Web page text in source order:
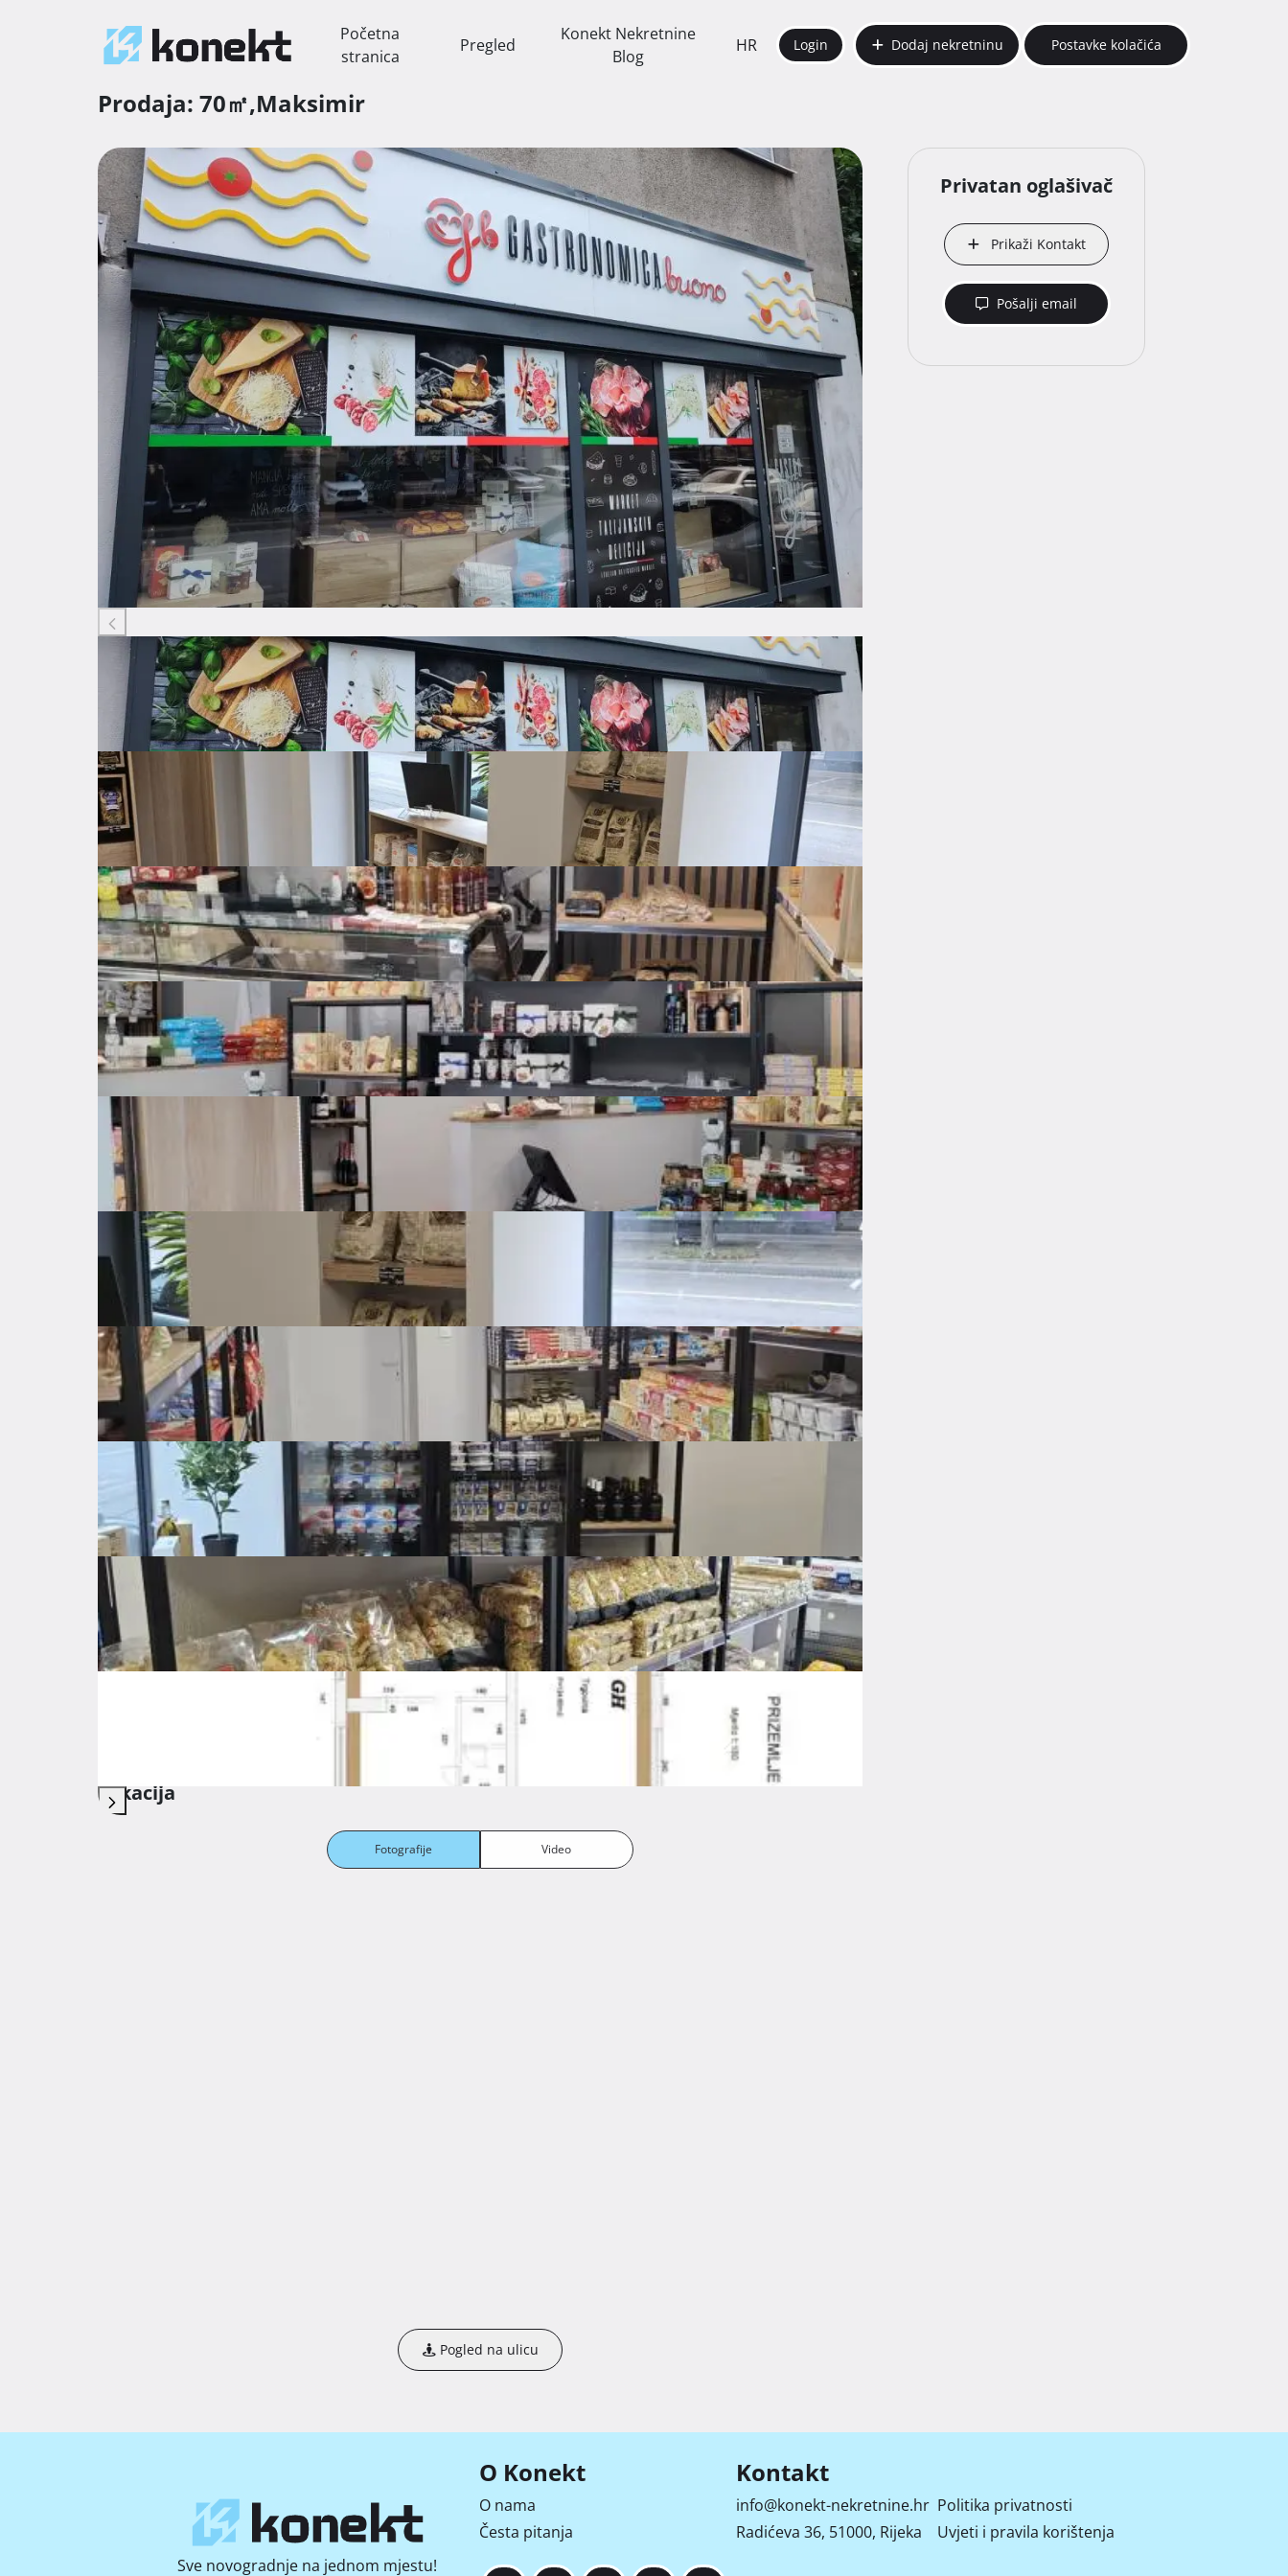
Početna
stranica
Pregled
Konekt Nekretnine
Blog
HR Login Dodaj nekretninu Postavke kolačića
Prodaja: 70㎡,Maksimir
Fotografije Video
Šifra oglasa: 64755561
Maksimir
Grad Zagreb
350.000 €
Opis
Maksimirska ulica br. 72, prodaje se atraktivan ulični lokal površine 70m2 prodajnog prostora pogodan za
razne djelatnosti. Prostor je upravo renoviran, ugrađena je kompletno nova kvalitetna aluminijska
stolarija, instaliran je i novi vlastiti električni sustav grijanja i hlađenja koji donosi velike uštede, položeni
novi materijali u podove itd. Oznaka objekta na tlocrtu je G6. Vlasništvo je uredno 1/1.
3 prostorije.
Prikaži više
Osnovne značajke
Općenito o nekretnini
Cijena
350.000 €
Cijena po kvadratu
5.000 €
Neto površina
Bruto površina
Godina izgradnje
Posljednja renovacija
2023
Energetski razred
C
Dostupno od
Odmah
Detalji o nekretnini
Namješten
Grijanje
Samostalno
Klima uređaj
Sustav grijanja, klimatizacije i ventilacije
Opremljenost nekretnine
Lokacija
Pogled na ulicu
Privatan oglašivač
Prikaži Kontakt
Pošalji email
Sve novogradnje na jednom mjestu!
O Konekt
O nama
Česta pitanja
Kontakt
info@konekt-nekretnine.hr
Radićeva 36, 51000, Rijeka
Politika privatnosti
Uvjeti i pravila korištenja